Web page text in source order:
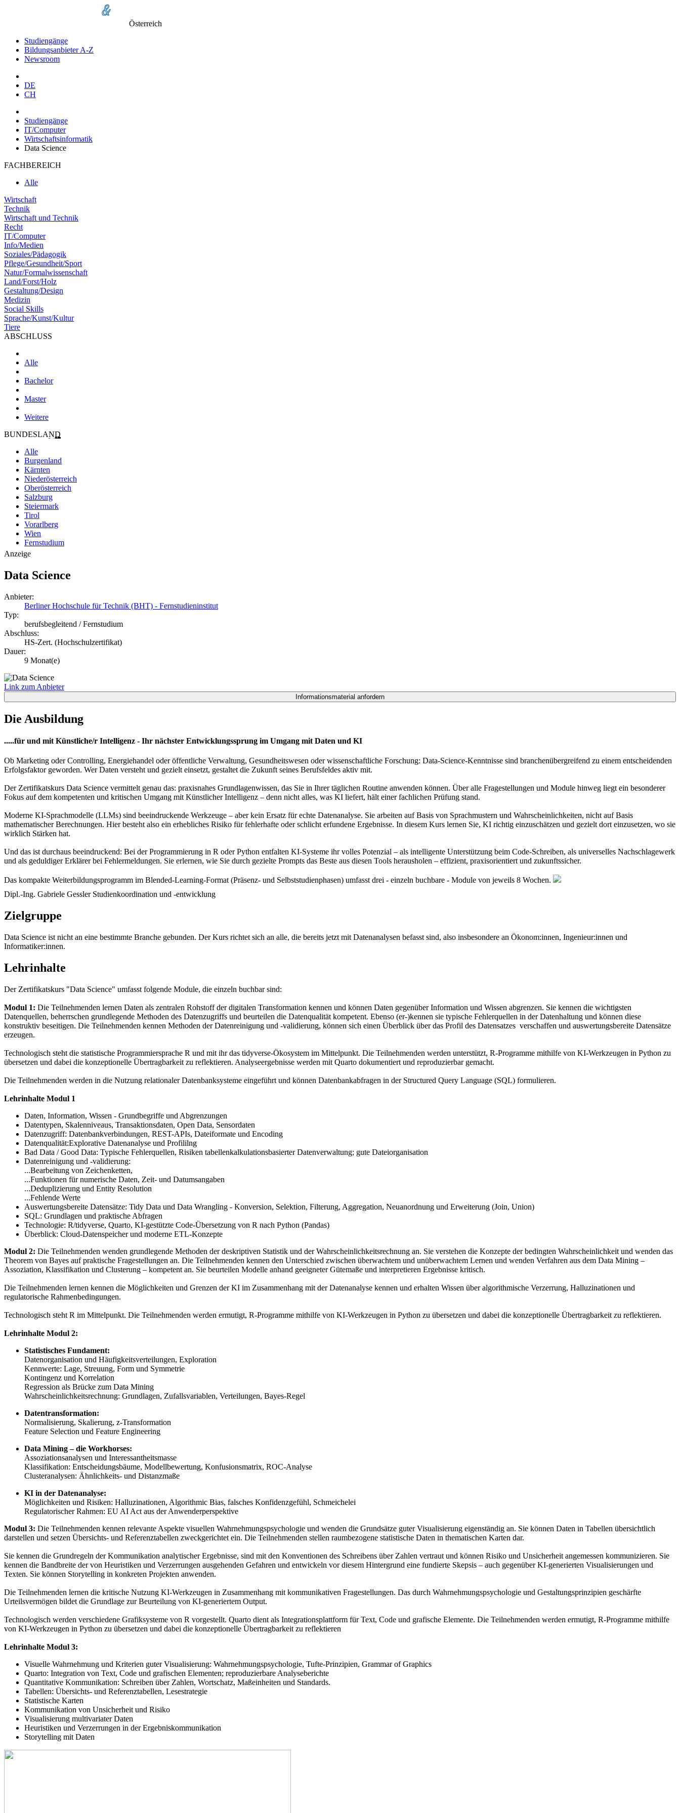
Österreich
Studiengänge
Bildungsanbieter A-Z
Newsroom
DE
CH
Studiengänge
IT/Computer
Wirtschaftsinformatik
Data Science
FACHBEREICH
Alle
Wirtschaft
Technik
Wirtschaft und Technik
Recht
IT/Computer
Info/Medien
Soziales/Pädagogik
Pflege/Gesundheit/Sport
Natur/Formalwissenschaft
Land/Forst/Holz
Gestaltung/Design
Medizin
Social Skills
Sprache/Kunst/Kultur
Tiere
ABSCHLUSS
Alle
Bachelor
Master
Weitere
BUNDESLAND
Alle
Burgenland
Kärnten
Niederösterreich
Oberösterreich
Salzburg
Steiermark
Tirol
Vorarlberg
Wien
Fernstudium
Anzeige
Data Science
Anbieter:
Berliner Hochschule für Technik (BHT) - Fernstudieninstitut
Typ:
berufsbegleitend / Fernstudium
Abschluss:
HS-Zert. (Hochschulzertifikat)
Dauer:
9 Monat(e)
Link zum Anbieter
Die Ausbildung
.....für und mit Künstliche/r Intelligenz - Ihr nächster Entwicklungssprung im Umgang mit Daten und KI
Ob Marketing oder Controlling, Energiehandel oder öffentliche Verwaltung, Gesundheitswesen oder wissenschaftliche Forschung: Data-Science-Kenntnisse sind branchenübergreifend zu einem entscheidenden
Erfolgsfaktor geworden. Wer Daten versteht und gezielt einsetzt, gestaltet die Zukunft seines Berufsfeldes aktiv mit.
Der Zertifikatskurs Data Science vermittelt genau das: praxisnahes Grundlagenwissen, das Sie in Ihrer täglichen Routine anwenden können. Über alle Fragestellungen und Module hinweg liegt ein besonderer
Fokus auf dem kompetenten und kritischen Umgang mit Künstlicher Intelligenz – denn nicht alles, was KI liefert, hält einer fachlichen Prüfung stand.
Moderne KI-Sprachmodelle (LLMs) sind beeindruckende Werkzeuge – aber kein Ersatz für echte Datenanalyse. Sie arbeiten auf Basis von Sprachmustern und Wahrscheinlichkeiten, nicht auf Basis
mathematischer Berechnungen. Hier besteht also ein erhebliches Risiko für fehlerhafte oder schlicht erfundene Ergebnisse. In diesem Kurs lernen Sie, KI richtig einzuschätzen und gezielt dort einzusetzen, wo sie
wirklich Stärken hat.
Und das ist durchaus beeindruckend: Bei der Programmierung in R oder Python entfalten KI-Systeme ihr volles Potenzial – als intelligente Unterstützung beim Code-Schreiben, als universelles Nachschlagewerk
und als geduldiger Erklärer bei Fehlermeldungen. Sie erlernen, wie Sie durch gezielte Prompts das Beste aus diesen Tools herausholen – effizient, praxisorientiert und zukunftssicher.
Das kompakte Weiterbildungsprogramm im Blended-Learning-Format (Präsenz- und Selbststudienphasen) umfasst drei - einzeln buchbare - Module von jeweils 8 Wochen.
Dipl.-Ing. Gabriele Gessler Studienkoordination und -entwicklung
Zielgruppe
Data Science ist nicht an eine bestimmte Branche gebunden. Der Kurs richtet sich an alle, die bereits jetzt mit Datenanalysen befasst sind, also insbesondere an Ökonom:innen, Ingenieur:innen und
Informatiker:innen.
Lehrinhalte
Der Zertifikatskurs "Data Science" umfasst folgende Module, die einzeln buchbar sind:
Modul 1: Die Teilnehmenden lernen Daten als zentralen Rohstoff der digitalen Transformation kennen und können Daten gegenüber Information und Wissen abgrenzen. Sie kennen die wichtigsten
Datenquellen, beherrschen grundlegende Methoden des Datenzugriffs und beurteilen die Datenqualität kompetent. Ebenso (er-)kennen sie typische Fehlerquellen in der Datenhaltung und können diese
konstruktiv beseitigen. Die Teilnehmenden kennen Methoden der Datenreinigung und -validierung, können sich einen Überblick über das Profil des Datensatzes verschaffen und auswertungsbereite Datensätze
erzeugen.
Technologisch steht die statistische Programmiersprache R und mit ihr das tidyverse-Ökosystem im Mittelpunkt. Die Teilnehmenden werden unterstützt, R-Programme mithilfe von KI-Werkzeugen in Python zu
übersetzen und dabei die konzeptionelle Übertragbarkeit zu reflektieren. Analyseergebnisse werden mit Quarto dokumentiert und reproduzierbar gemacht.
Die Teilnehmenden werden in die Nutzung relationaler Datenbanksysteme eingeführt und können Datenbankabfragen in der Structured Query Language (SQL) formulieren.
Lehrinhalte Modul 1
Daten, Information, Wissen - Grundbegriffe und Abgrenzungen
Datentypen, Skalenniveaus, Transaktionsdaten, Open Data, Sensordaten
Datenzugriff: Datenbankverbindungen, REST-APIs, Dateiformate und Encoding
Datenqualität:Explorative Datenanalyse und Profililng
Bad Data / Good Data: Typische Fehlerquellen, Risiken tabellenkalkulationsbasierter Datenverwaltung; gute Dateiorganisation
Datenreinigung und -validierung:
...Bearbeitung von Zeichenketten,
...Funktionen für numerische Daten, Zeit- und Datumsangaben
...Deduplizierung und Entity Resolution
...Fehlende Werte
Auswertungsbereite Datensätze: Tidy Data und Data Wrangling - Konversion, Selektion, Filterung, Aggregation, Neuanordnung und Erweiterung (Join, Union)
SQL: Grundlagen und praktische Abfragen
Technologie: R/tidyverse, Quarto, KI-gestützte Code-Übersetzung von R nach Python (Pandas)
Überblick: Cloud-Datenspeicher und moderne ETL-Konzepte
Modul 2: Die Teilnehmenden wenden grundlegende Methoden der deskriptiven Statistik und der Wahrscheinlichkeitsrechnung an. Sie verstehen die Konzepte der bedingten Wahrscheinlichkeit und wenden das
Theorem von Bayes auf praktische Fragestellungen an. Die Teilnehmenden kennen den Unterschied zwischen überwachtem und unüberwachtem Lernen und wenden Verfahren aus dem Data Mining –
Assoziation, Klassifikation und Clusterung – kompetent an. Sie beurteilen Modelle anhand geeigneter Gütemaße und interpretieren Ergebnisse kritisch.
Die Teilnehmenden lernen kennen die Möglichkeiten und Grenzen der KI im Zusammenhang mit der Datenanalyse kennen und erhalten Wissen über algorithmische Verzerrung, Halluzinationen und
regulatorische Rahmenbedingungen.
Technologisch steht R im Mittelpunkt. Die Teilnehmenden werden ermutigt, R-Programme mithilfe von KI-Werkzeugen in Python zu übersetzen und dabei die konzeptionelle Übertragbarkeit zu reflektieren.
Lehrinhalte Modul 2:
Statistisches Fundament:
Datenorganisation und Häufigkeitsverteilungen, Exploration
Kennwerte: Lage, Streuung, Form und Symmetrie
Kontingenz und Korrelation
Regression als Brücke zum Data Mining
Wahrscheinlichkeitsrechnung: Grundlagen, Zufallsvariablen, Verteilungen, Bayes-Regel
Datentransformation:
Normalisierung, Skalierung, z-Transformation
Feature Selection und Feature Engineering
Data Mining – die Workhorses:
Assoziationsanalysen und Interessantheitsmasse
Klassifikation: Entscheidungsbäume, Modellbewertung, Konfusionsmatrix, ROC-Analyse
Clusteranalysen: Ähnlichkeits- und Distanzmaße
KI in der Datenanalyse:
Möglichkeiten und Risiken: Halluzinationen, Algorithmic Bias, falsches Konfidenzgefühl, Schmeichelei
Regulatorischer Rahmen: EU AI Act aus der Anwenderperspektive
Modul 3: Die Teilnehmenden kennen relevante Aspekte visuellen Wahrnehmungspsychologie und wenden die Grundsätze guter Visualisierung eigenständig an. Sie können Daten in Tabellen übersichtlich
darstellen und setzen Übersichts- und Referenztabellen zweckgerichtet ein. Die Teilnehmenden stellen raumbezogene statistische Daten in thematischen Karten dar.
Sie kennen die Grundregeln der Kommunikation analytischer Ergebnisse, sind mit den Konventionen des Schreibens über Zahlen vertraut und können Risiko und Unsicherheit angemessen kommunizieren. Sie
kennen die Bandbreite der von Heuristiken und Verzerrungen ausgehenden Gefahren und entwickeln vor diesem Hintergrund eine fundierte Skepsis – auch gegenüber KI-generierten Visualisierungen und
Texten. Sie können Storytelling in konkreten Projekten anwenden.
Die Teilnehmenden lernen die kritische Nutzung KI-Werkzeugen in Zusammenhang mit kommunikativen Fragestellungen. Das durch Wahrnehmungspsychologie und Gestaltungsprinzipien geschärfte
Urteilsvermögen bildet die Grundlage zur Beurteilung von KI-generiertem Output.
Technologisch werden verschiedene Grafiksysteme von R vorgestellt. Quarto dient als Integrationsplattform für Text, Code und grafische Elemente. Die Teilnehmenden werden ermutigt, R-Programme mithilfe
von KI-Werkzeugen in Python zu übersetzen und dabei die konzeptionelle Übertragbarkeit zu reflektieren
Lehrinhalte Modul 3:
Visuelle Wahrnehmung und Kriterien guter Visualisierung: Wahrnehmungspsychologie, Tufte-Prinzipien, Grammar of Graphics
Quarto: Integration von Text, Code und grafischen Elementen; reproduzierbare Analyseberichte
Quantitative Kommunikation: Schreiben über Zahlen, Wortschatz, Maßeinheiten und Standards.
Tabellen: Übersichts- und Referenztabellen, Lesestrategie
Statistische Karten
Kommunikation von Unsicherheit und Risiko
Visualisierung multivariater Daten
Heuristiken und Verzerrungen in der Ergebniskommunikation
Storytelling mit Daten